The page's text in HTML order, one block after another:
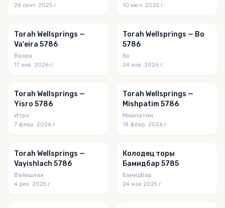
26 сент. 2025 г. 10 июл. 2025 г.
Torah Wellsprings —
Va'eira 5786
Ваэра
17 янв. 2026 г.
Torah Wellsprings — Bo
5786
Бо
24 янв. 2026 г.
Torah Wellsprings —
Yisro 5786
Итро
7 февр. 2026 г.
Torah Wellsprings —
Mishpatim 5786
Мишпатим
14 февр. 2026 г.
Torah Wellsprings —
Vayishlach 5786
Вайишлах
4 дек. 2025 г.
Колодец торы
Бамидбар 5785
Бамидбар
24 мая 2025 г.